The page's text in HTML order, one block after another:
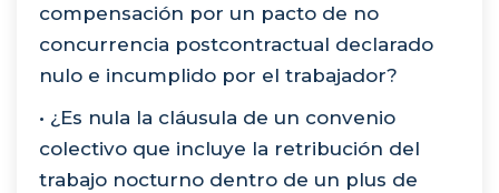
compensación por un pacto de no
concurrencia postcontractual declarado
nulo e incumplido por el trabajador?
• ¿Es nula la cláusula de un convenio
colectivo que incluye la retribución del
trabajo nocturno dentro de un plus de